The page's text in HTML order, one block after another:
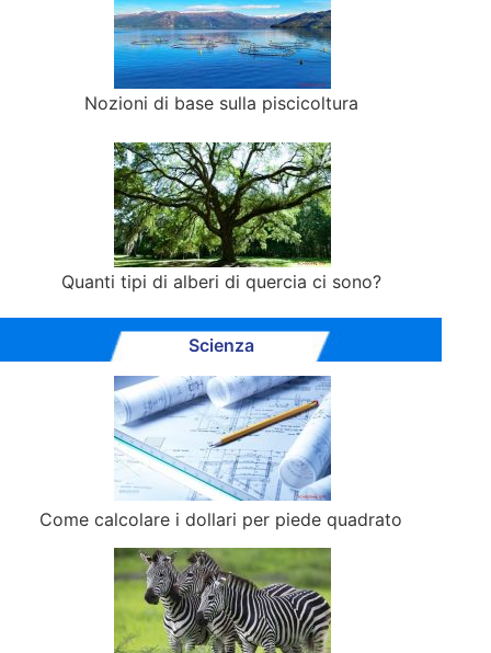
Nozioni di base sulla piscicoltura
Quanti tipi di alberi di quercia ci sono?
Scienza
Come calcolare i dollari per piede quadrato